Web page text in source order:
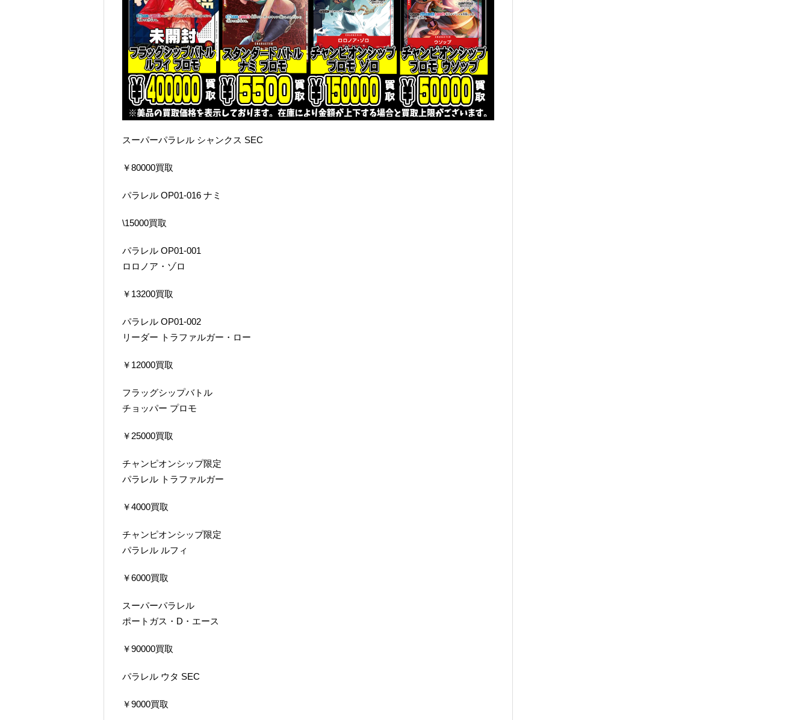
スーパーパラレル シャンクス SEC
￥80000買取
パラレル OP01-016 ナミ
\15000買取
パラレル OP01-001
ロロノア・ゾロ
￥13200買取
パラレル OP01-002
リーダー トラファルガー・ロー
￥12000買取
フラッグシップバトル
チョッパー プロモ
￥25000買取
チャンピオンシップ限定
パラレル トラファルガー
￥4000買取
チャンピオンシップ限定
パラレル ルフィ
￥6000買取
スーパーパラレル
ポートガス・D・エース
￥90000買取
パラレル ウタ SEC
￥9000買取